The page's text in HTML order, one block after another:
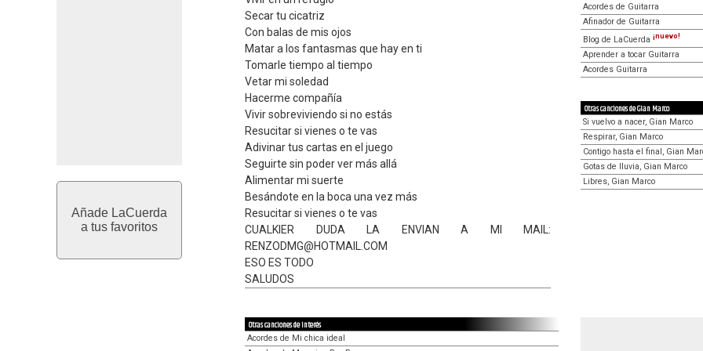
Añade LaCuerda
a tus favoritos
Secar tu cicatriz
Con balas de mis ojos
Matar a los fantasmas que hay en ti
Tomarle tiempo al tiempo
Vetar mi soledad
Hacerme compañía
Vivir sobreviviendo si no estás
Resucitar si vienes o te vas
Adivinar tus cartas en el juego
Seguirte sin poder ver más allá
Alimentar mi suerte
Besándote en la boca una vez más
Resucitar si vienes o te vas
CUALKIER DUDA LA ENVIAN A MI MAIL:
RENZODMG@HOTMAIL.COM
ESO ES TODO
SALUDOS
Acordes de Guitarra
Afinador de Guitarra
Blog de LaCuerda ¡nuevo!
Aprender a tocar Guitarra
Acordes Guitarra
Otras canciones de Gian Marco
Si vuelvo a nacer, Gian Marco
Respirar, Gian Marco
Contigo hasta el final, Gian
Gotas de lluvia, Gian Marco
Libres, Gian Marco
Otras canciones de interés
Acordes de Mi chica ideal